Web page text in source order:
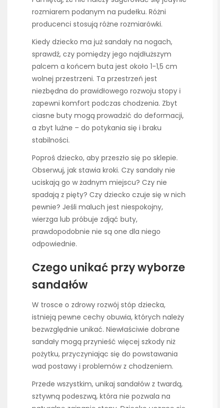
rozmiarem podanym na pudełku. Różni
producenci stosują różne rozmiarówki.
Kiedy dziecko ma już sandały na nogach,
sprawdź, czy pomiędzy jego najdłuższym
palcem a końcem buta jest około 1-1,5 cm
wolnej przestrzeni. Ta przestrzeń jest
niezbędna do prawidłowego rozwoju stopy i
zapewni komfort podczas chodzenia. Zbyt
ciasne buty mogą prowadzić do deformacji,
a zbyt luźne – do potykania się i braku
stabilności.
Poproś dziecko, aby przeszło się po sklepie.
Obserwuj, jak stawia kroki. Czy sandały nie
uciskają go w żadnym miejscu? Czy nie
spadają z pięty? Czy dziecko czuje się w nich
pewnie? Jeśli maluch jest niespokojny,
wierzga lub próbuje zdjąć buty,
prawdopodobnie nie są one dla niego
odpowiednie.
Czego unikać przy wyborze
sandałów
W trosce o zdrowy rozwój stóp dziecka,
istnieją pewne cechy obuwia, których należy
bezwzględnie unikać. Niewłaściwie dobrane
sandały mogą przynieść więcej szkody niż
pożytku, przyczyniając się do powstawania
wad postawy i problemów z chodzeniem.
Przede wszystkim, unikaj sandałów z twardą,
sztywną podeszwą, która nie pozwala na